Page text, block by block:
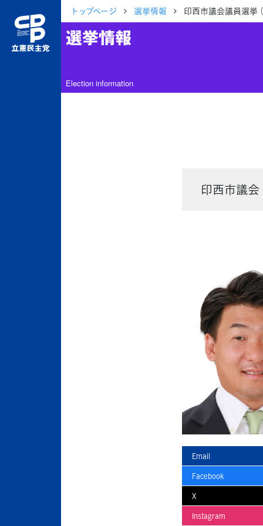
トップページ 選挙情報 印西市議会議員選挙
選挙情報
Election information
印西市議会
Email
Facebook
X
Instagram